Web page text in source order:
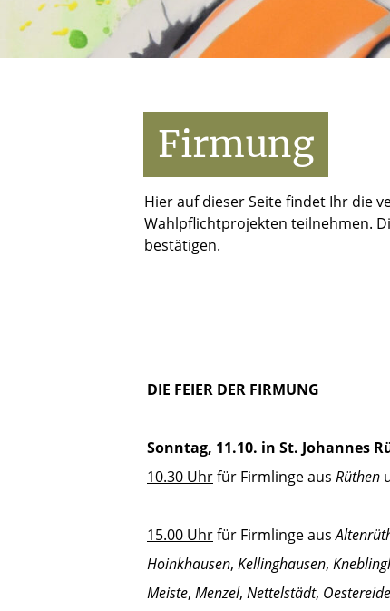
Firmung
Hier auf dieser Seite findet Ihr die
Wahlpflichtprojekten teilnehmen.
bestätigen.
DIE FEIER DER FIRMUNG
Sonntag, 11.10. in St. Johannes
10.30 Uhrfür Firmlinge aus Rüthen
15.00 Uhrfür Firmlinge aus
Hoinkhausen, Kellinghausen,
Meiste, Menzel, Nettelstädt,